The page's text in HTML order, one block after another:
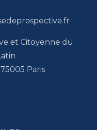
et Citoyenne du
Paris